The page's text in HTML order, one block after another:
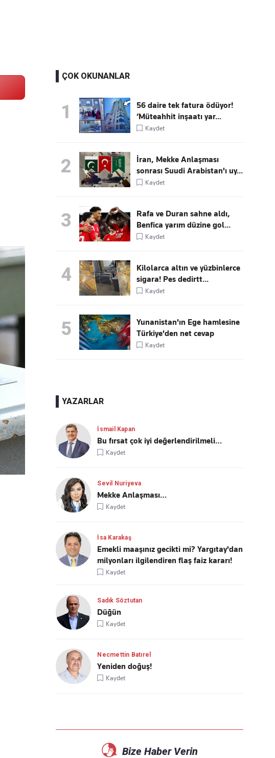
ÇOK OKUNANLAR
1
56 daire tek fatura ödüyor!
‘Müteahhit inşaatı yar...
Kaydet
2
İran, Mekke Anlaşması
sonrası Suudi Arabistan'ı uy...
Kaydet
3
Rafa ve Duran sahne aldı,
Benfica yarım düzine gol...
Kaydet
4
Kilolarca altın ve yüzbinlerce
sigara! Pes dedirtt...
Kaydet
5
Yunanistan'ın Ege hamlesine
Türkiye'den net cevap
Kaydet
YAZARLAR
İsmail Kapan
Bu fırsat çok iyi değerlendirilmeli…
Kaydet
Sevil Nuriyeva
Mekke Anlaşması…
Kaydet
İsa Karakaş
Emekli maaşınız gecikti mi? Yargıtay'dan
milyonları ilgilendiren flaş faiz kararı!
Kaydet
Sadık Söztutan
Düğün
Kaydet
Necmettin Batırel
Yeniden doğuş!
Kaydet
Bize Haber Verin